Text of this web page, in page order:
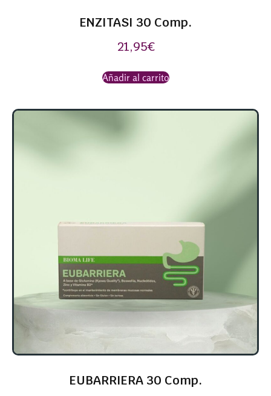
ENZITASI 30 Comp.
21,95€
Añadir al carrito
EUBARRIERA 30 Comp.